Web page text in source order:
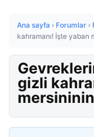
Ana sayfa › Forumlar ›
kahramanı! İşte yaban
gizli